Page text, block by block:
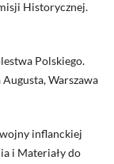
Historycznej.
Polskiego.
Warszawa
inflanckiej
i Materiały do